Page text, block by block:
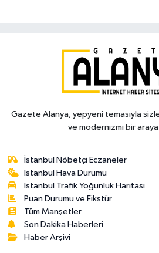
Gazete Alanya, yepyeni temasıyla
ve modernizmi bir
İstanbul Nöbetçi Eczaneler
İstanbul Hava Durumu
İstanbul Trafik Yoğunluk Haritası
Puan Durumu ve Fikstür
Tüm Manşetler
Son Dakika Haberleri
Haber Arşivi